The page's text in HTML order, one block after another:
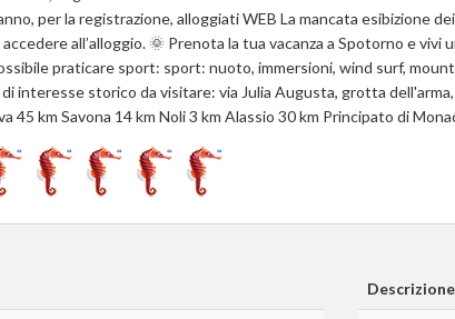
per la registrazione, alloggiati WEB La mancata esibizione
accedere all’alloggio. 🌞 Prenota la tua vacanza a Spotorno e
praticare sport: sport: nuoto, immersioni, wind surf,
interesse storico da visitare: via Julia Augusta, grotta
45 km Savona 14 km Noli 3 km Alassio 30 km Principato di
Descrizione